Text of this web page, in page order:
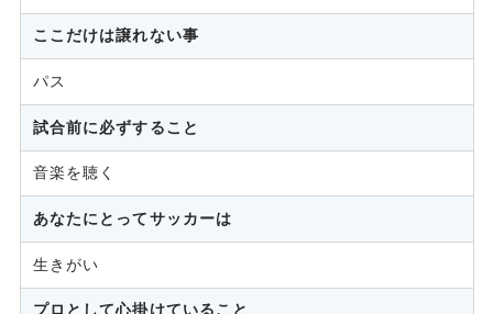
ここだけは譲れない事
パス
試合前に必ずすること
音楽を聴く
あなたにとってサッカーは
生きがい
プロとして心掛けていること